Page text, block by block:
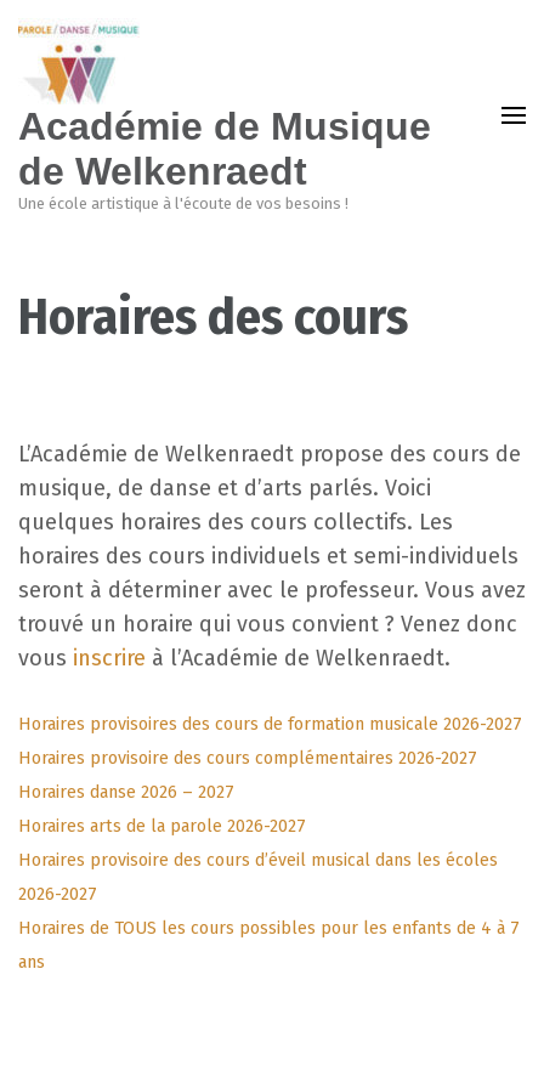
Académie de Musique
de Welkenraedt
Une école artistique à l'écoute de vos besoins !
Horaires des cours
L’Académie de Welkenraedt propose des cours de
musique, de danse et d’arts parlés. Voici
quelques horaires des cours collectifs. Les
horaires des cours individuels et semi-individuels
seront à déterminer avec le professeur. Vous avez
trouvé un horaire qui vous convient ? Venez donc
vous inscrire à l’Académie de Welkenraedt.
Horaires provisoires des cours de formation musicale 2026-2027
Horaires provisoire des cours complémentaires 2026-2027
Horaires danse 2026 – 2027
Horaires arts de la parole 2026-2027
Horaires provisoire des cours d’éveil musical dans les écoles
2026-2027
Horaires de TOUS les cours possibles pour les enfants de 4 à 7
ans